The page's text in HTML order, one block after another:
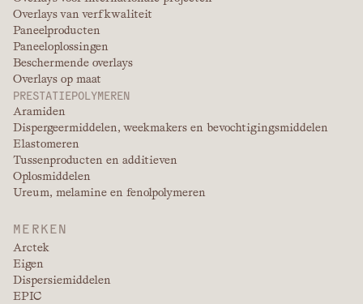
Overlays van verfkwaliteit
Paneelproducten
Paneeloplossingen
Beschermende overlays
Overlays op maat
PRESTATIEPOLYMEREN
Aramiden
Dispergeermiddelen, weekmakers en bevochtigingsmiddelen
Elastomeren
Tussenproducten en additieven
Oplosmiddelen
Ureum, melamine en fenolpolymeren
MERKEN
Arctek
Eigen
Dispersiemiddelen
EPIC